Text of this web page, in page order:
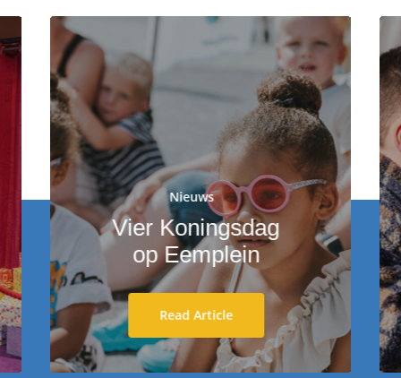
Nieuws
Vier Koningsdag
op Eemplein
Read Article